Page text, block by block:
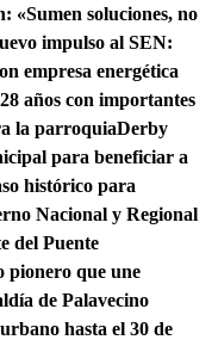
«Sumen soluciones, no
impulso al SEN:
empresa energética
años con importantes
la parroquiaDerby
para beneficiar a
histórico para
Nacional y Regional
del Puente
pionero que une
de Palavecino
hasta el 30 de